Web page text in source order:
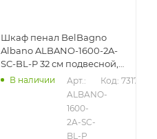
Шкаф пенал BelBagno
Albano ALBANO-1600-2A-
SC-BL-P 32 см подвесной,
bianco lucido
В наличии
Арт.:
ALBANO-
1600-
2A-SC-
BL-P
Код: 73176